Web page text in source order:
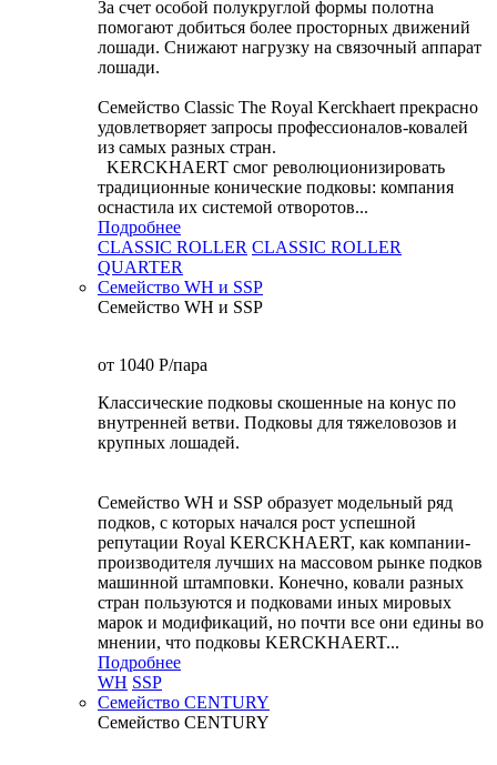
За счет особой полукруглой формы полотна
помогают добиться более просторных движений
лошади. Снижают нагрузку на связочный аппарат
лошади.
Семейство Classic The Royal Kerckhaert прекрасно
удовлетворяет запросы профессионалов-ковалей
из самых разных стран.
KERCKHAERT смог революционизировать
традиционные конические подковы: компания
оснастила их системой отворотов...
Подробнее
CLASSIC ROLLER CLASSIC ROLLER
QUARTER
Семейство WH и SSP
Семейство WH и SSP
от 1040 P/пара
Классические подковы скошенные на конус по
внутренней ветви. Подковы для тяжеловозов и
крупных лошадей.
Семейство WH и SSP образует модельный ряд
подков, с которых начался рост успешной
репутации Royal KERCKHAERT, как компании-
производителя лучших на массовом рынке подков
машинной штамповки. Конечно, ковали разных
стран пользуются и подковами иных мировых
марок и модификаций, но почти все они едины во
мнении, что подковы KERCKHAERT...
Подробнее
WH SSP
Семейство CENTURY
Семейство CENTURY